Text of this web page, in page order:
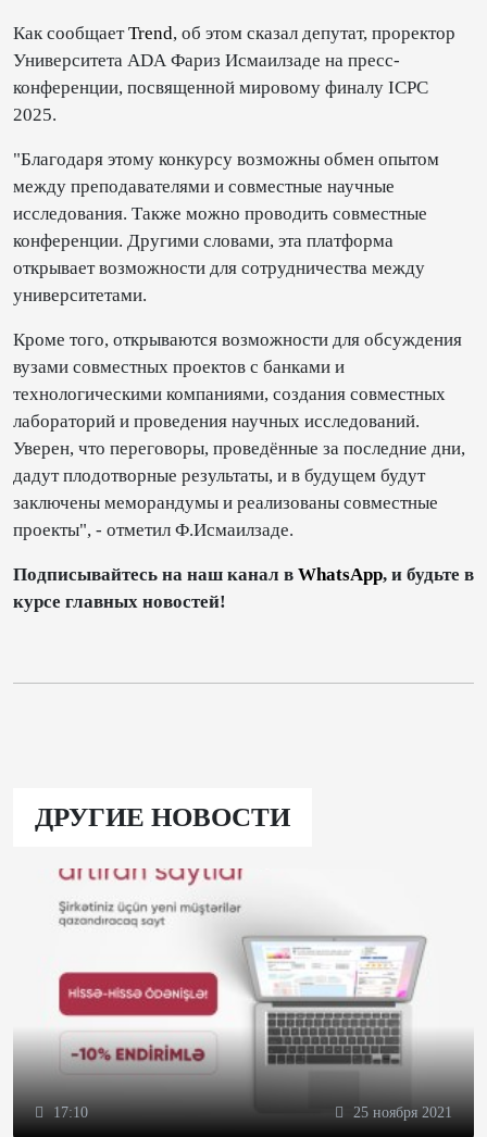
Как сообщаетTrend, об этом сказал депутат, проректор
Университета АDА Фариз Исмаилзаде на пресс-
конференции, посвященной мировому финалу ICPC
2025.
"Благодаря этому конкурсу возможны обмен опытом
между преподавателями и совместные научные
исследования. Также можно проводить совместные
конференции. Другими словами, эта платформа
открывает возможности для сотрудничества между
университетами.
Кроме того, открываются возможности для обсуждения
вузами совместных проектов с банками и
технологическими компаниями, создания совместных
лабораторий и проведения научных исследований.
Уверен, что переговоры, проведённые за последние дни,
дадут плодотворные результаты, и в будущем будут
заключены меморандумы и реализованы совместные
проекты", - отметил Ф.Исмаилзаде.
Подписывайтесь на наш канал в WhatsApp, и будьте в
курсе главных новостей!
ДРУГИЕ НОВОСТИ
17:10 25 ноября 2021